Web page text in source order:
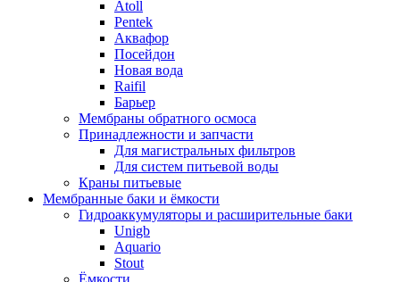
Atoll
Pentek
Аквафор
Посейдон
Новая вода
Raifil
Барьер
Мембраны обратного осмоса
Принадлежности и запчасти
Для магистральных фильтров
Для систем питьевой воды
Краны питьевые
Мембранные баки и ёмкости
Гидроаккумуляторы и расширительные баки
Unigb
Aquario
Stout
Ёмкости